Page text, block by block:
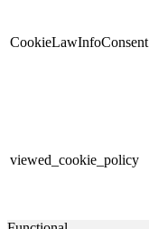
CookieLawInfoConsent
viewed_cookie_policy